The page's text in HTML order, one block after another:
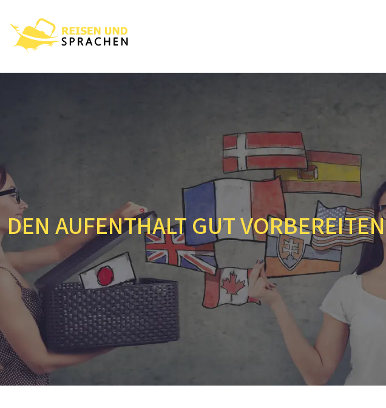
DEN AUFENTHALT GUT VORBEREITEN